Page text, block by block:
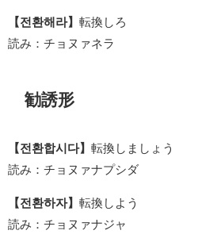
【전환해라】 転換しろ
読み：チョヌァネラ
勧誘形
【전환합시다】 転換しましょう
読み：チョヌァナプシダ
【전환하자】 転換しよう
読み：チョヌァナジャ